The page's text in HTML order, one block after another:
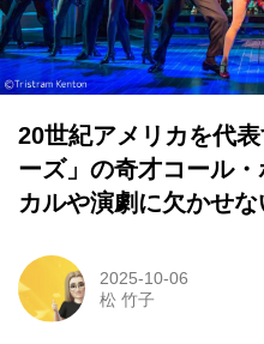
20世紀アメリカを代
ーズ」の奇才コール
カルや演劇に欠かせな
2025-10-06
松 竹子